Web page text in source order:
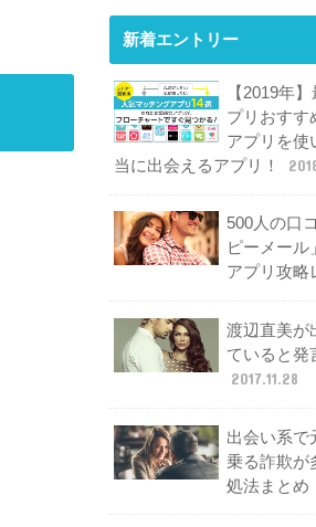
新着エントリー
【2019年
プリおすす
アプリを使
当に出会えるアプリ！
500人の口
ピーメール
アプリ攻略
渡辺直美が
ていると発
2017.11.28
出会い系で
乗る詐欺が
処法まとめ